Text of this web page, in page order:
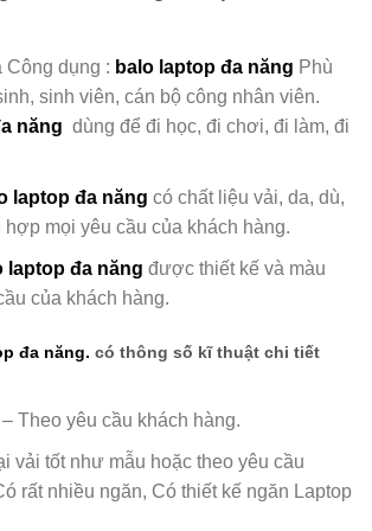
Công dụng : balo laptop đa năng Phù
sinh viên, cán bộ công nhân viên.
năng dùng để đi học, đi chơi, đi làm, đi
laptop đa năng có chất liệu vải, da, dù,
hợp mọi yêu cầu của khách hàng.
laptop đa năng được thiết kế và màu
của khách hàng.
đa năng. có thông số kĩ thuật chi tiết
Theo yêu cầu khách hàng.
vải tốt như mẫu hoặc theo yêu cầu
rất nhiều ngăn, Có thiết kế ngăn Laptop